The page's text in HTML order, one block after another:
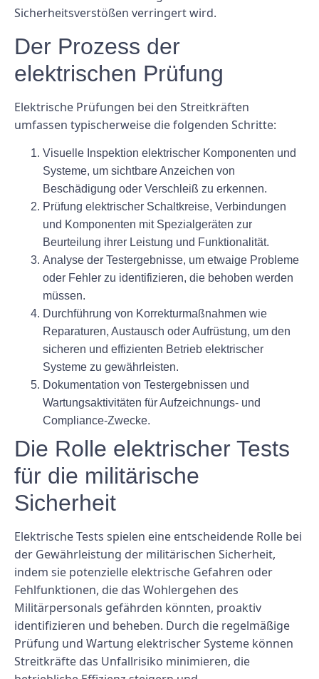
Sicherheitsverstößen verringert wird.
Der Prozess der
elektrischen Prüfung
Elektrische Prüfungen bei den Streitkräften
umfassen typischerweise die folgenden Schritte:
Visuelle Inspektion elektrischer Komponenten und
Systeme, um sichtbare Anzeichen von
Beschädigung oder Verschleiß zu erkennen.
Prüfung elektrischer Schaltkreise, Verbindungen
und Komponenten mit Spezialgeräten zur
Beurteilung ihrer Leistung und Funktionalität.
Analyse der Testergebnisse, um etwaige Probleme
oder Fehler zu identifizieren, die behoben werden
müssen.
Durchführung von Korrekturmaßnahmen wie
Reparaturen, Austausch oder Aufrüstung, um den
sicheren und effizienten Betrieb elektrischer
Systeme zu gewährleisten.
Dokumentation von Testergebnissen und
Wartungsaktivitäten für Aufzeichnungs- und
Compliance-Zwecke.
Die Rolle elektrischer Tests
für die militärische
Sicherheit
Elektrische Tests spielen eine entscheidende Rolle bei
der Gewährleistung der militärischen Sicherheit,
indem sie potenzielle elektrische Gefahren oder
Fehlfunktionen, die das Wohlergehen des
Militärpersonals gefährden könnten, proaktiv
identifizieren und beheben. Durch die regelmäßige
Prüfung und Wartung elektrischer Systeme können
Streitkräfte das Unfallrisiko minimieren, die